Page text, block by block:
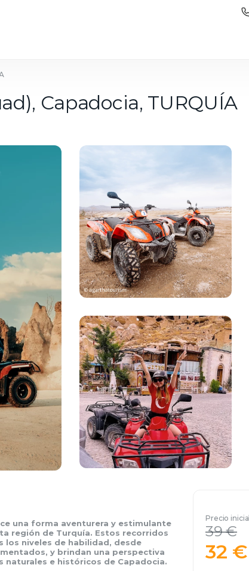
Capadocia, TURQUÍA
una forma aventurera y estimulante
región de Turquía. Estos recorridos
los niveles de habilidad, desde
y brindan una perspectiva
naturales e históricos de Capadocia.
Precio inicial
39 €
32 €